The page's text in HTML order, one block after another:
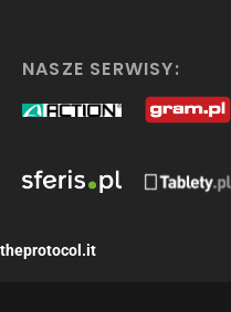
NASZE SERWISY:
theprotocol.it